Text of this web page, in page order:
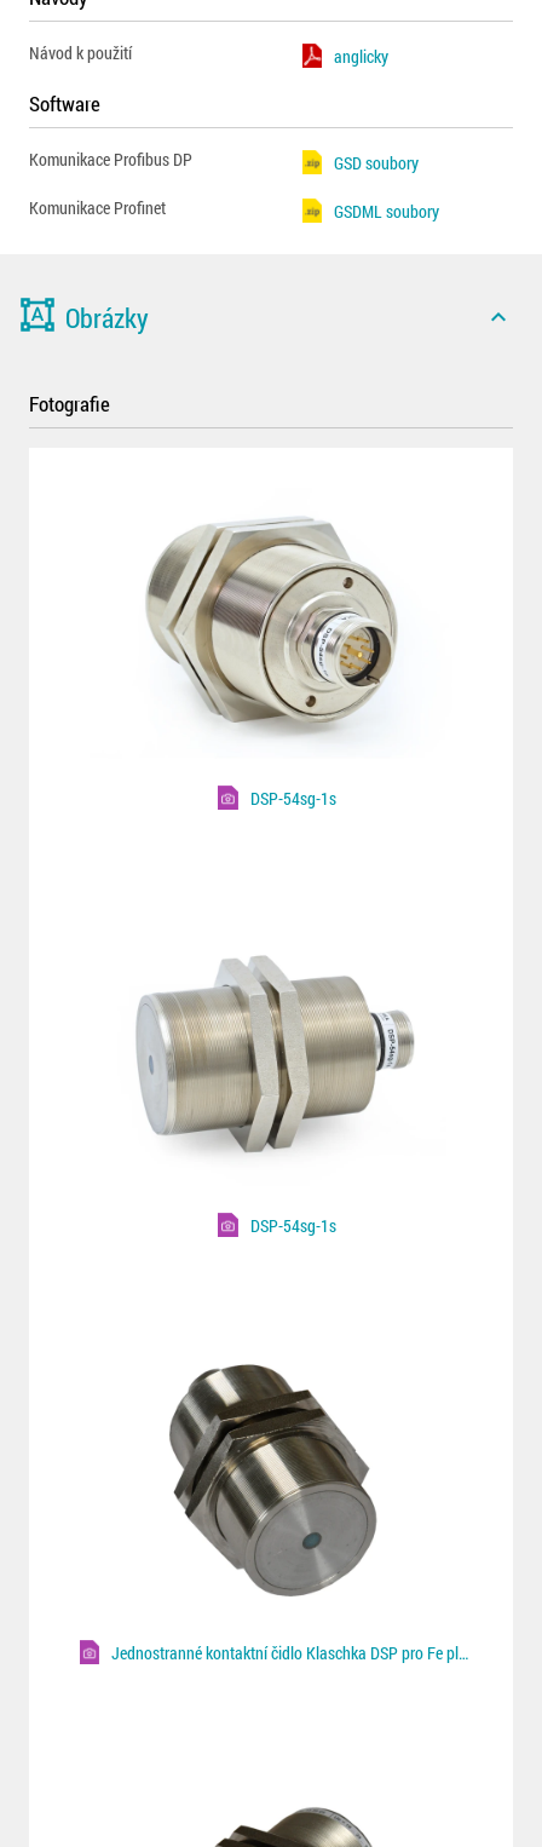
Návod k použití anglicky
Software
Komunikace Profibus DP
GSD soubory
Komunikace Profinet
GSDML soubory
format_shapes Obrázky expand_less
Fotografie
DSP-54sg-1s
DSP-54sg-1s
Jednostranné kontaktní čidlo Klaschka DSP pro Fe plechy